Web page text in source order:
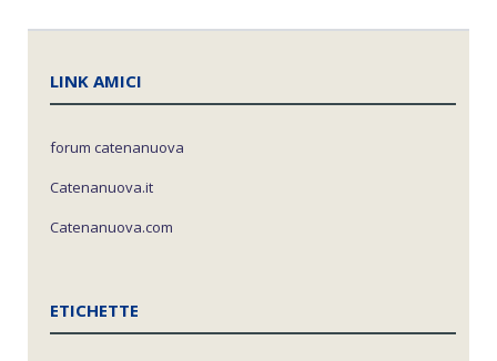
LINK AMICI
forum catenanuova
Catenanuova.it
Catenanuova.com
ETICHETTE